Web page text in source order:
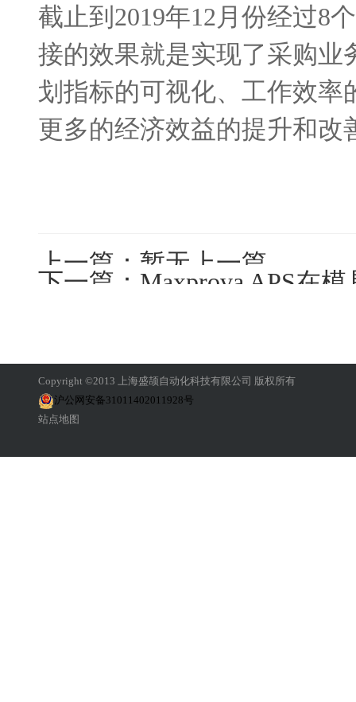
截止到 2019年12月份经过8
接的效果就是实现了采购业
划指标的可视化、工作效率
更多的经济效益的提升和改
上一篇：暂无上一篇
下一篇： Maxprova APS在
Copyright ©2013 上海盛颉自动化科技有限公司 版权所有
沪公网安备31011402011928号
站点地图